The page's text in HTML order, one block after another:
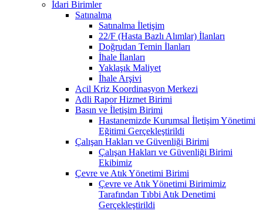
İdari Birimler
Satınalma
Satınalma İletişim
22/F (Hasta Bazlı Alımlar) İlanları
Doğrudan Temin İlanları
İhale İlanları
Yaklaşık Maliyet
İhale Arşivi
Acil Kriz Koordinasyon Merkezi
Adli Rapor Hizmet Birimi
Basın ve İletişim Birimi
Hastanemizde Kurumsal İletişim Yönetimi
Eğitimi Gerçekleştirildi
Çalışan Hakları ve Güvenliği Birimi
Çalışan Hakları ve Güvenliği Birimi
Ekibimiz
Çevre ve Atık Yönetimi Birimi
Çevre ve Atık Yönetimi Birimimiz
Tarafından Tıbbi Atık Denetimi
Gerçekleştirildi